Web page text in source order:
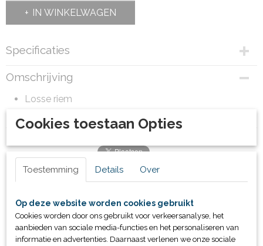
IN WINKELWAGEN
Specificaties
Productcode
10280
Bruto gewicht
Omschrijving
Losse riem
Cookies toestaan Opties
Toestemming Details Over
Op deze website worden cookies gebruikt
Cookies worden door ons gebruikt voor verkeersanalyse, het
aanbieden van sociale media-functies en het personaliseren van
informatie en advertenties. Daarnaast verlenen we onze sociale